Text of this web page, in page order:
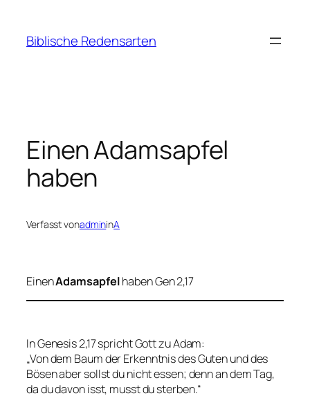
springen
Biblische Redensarten
Einen Adamsapfel
haben
Verfasst vonadmininA
EinenAdamsapfelhaben Gen 2,17
In Genesis 2,17 spricht Gott zu Adam:
„Von dem Baum der Erkenntnis des Guten und des
Bösen aber sollst du nicht essen; denn an dem Tag,
da du davon isst, musst du sterben.“